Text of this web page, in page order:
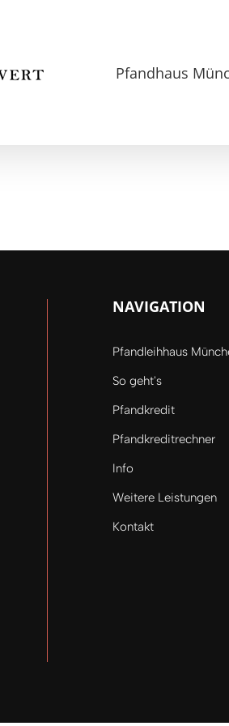
Pfandhaus
NAVIGATION
Pfandleihhaus
So geht's
Pfandkredit
Pfandkreditrechner
Info
Weitere Leistungen
Kontakt